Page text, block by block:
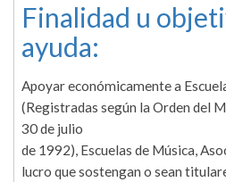
Finalidad u
ayuda:
Apoyar económicamente a
(Registradas según la Orden del
30 de julio
de 1992), Escuelas de Música,
lucro que sostengan o sean